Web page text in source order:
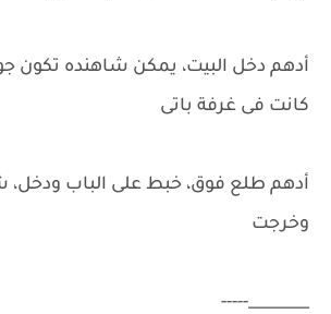
أدهم دخل البيت، يمكن شاهنده تكون
كانت فى غرفة باتى
أدهم طلع فوق، خبط على الباب ودخل،
وخرجت
________-----